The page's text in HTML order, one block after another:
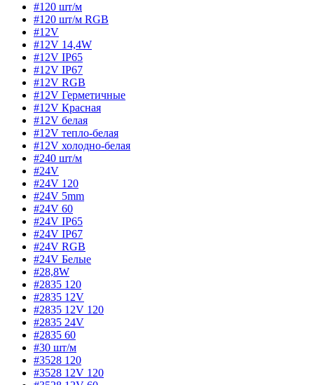
#120 шт/м
#120 шт/м RGB
#12V
#12V 14,4W
#12V IP65
#12V IP67
#12V RGB
#12V Герметичные
#12V Красная
#12V белая
#12V тепло-белая
#12V холодно-белая
#240 шт/м
#24V
#24V 120
#24V 5mm
#24V 60
#24V IP65
#24V IP67
#24V RGB
#24V Белые
#28,8W
#2835 120
#2835 12V
#2835 12V 120
#2835 24V
#2835 60
#30 шт/м
#3528 120
#3528 12V 120